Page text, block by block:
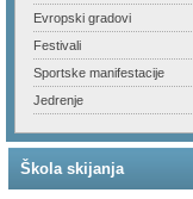
Evropski gradovi
Festivali
Sportske manifestacije
Jedrenje
Škola skijanja